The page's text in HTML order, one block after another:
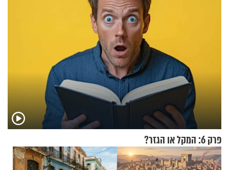
פרק 6: המקל או הגזר?